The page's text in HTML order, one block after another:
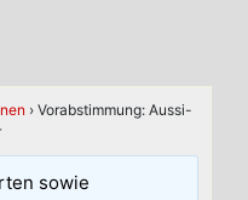
› Vorabstimmung: Aussi-
sowie